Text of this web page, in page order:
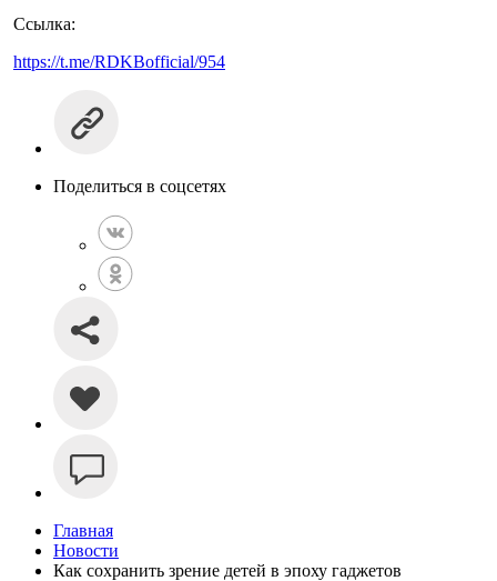
Ссылка:
https://t.me/RDKBofficial/954
Поделиться в соцсетях
Главная
Новости
Как сохранить зрение детей в эпоху гаджетов